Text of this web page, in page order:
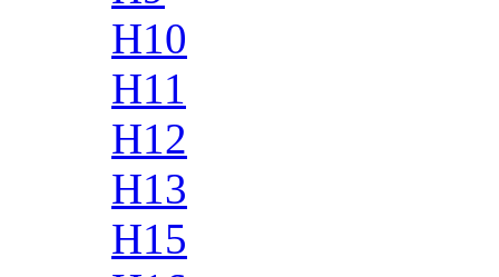
H10
H11
H12
H13
H15